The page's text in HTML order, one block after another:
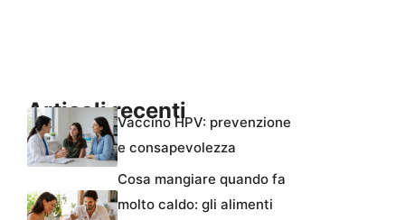
Articoli recentiVaccino HPV: prevenzione
e consapevolezza
Cosa mangiare quando fa
molto caldo: gli alimenti